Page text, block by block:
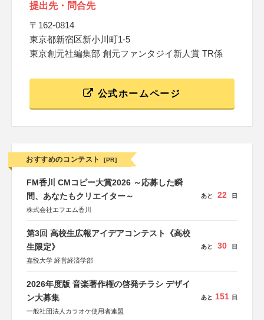
提出先・問合先
〒162-0814
東京都新宿区新小川町1-5
東京創元社編集部 創元ファンタジイ新人賞 TR係
公式ホームページ
おすすめのコンテスト [PR]
FM香川 CMコピー大賞2026 ～応募した瞬
間、あなたもクリエイター～
株式会社エフエム香川
あと 22 日
第3回 高校生広報アイデアコンテスト《高校
生限定》
嘉悦大学 経営経済学部
あと 30 日
2026年度版 音楽著作権の啓発チラシ デザイ
ン大募集
一般社団法人カラオケ使用者連盟
あと 151 日